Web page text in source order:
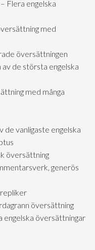
– Flera engelska
med
översättningen
av de största engelska
med många
de vanligaste engelska
översättning
generös
översättning
engelska översättningar